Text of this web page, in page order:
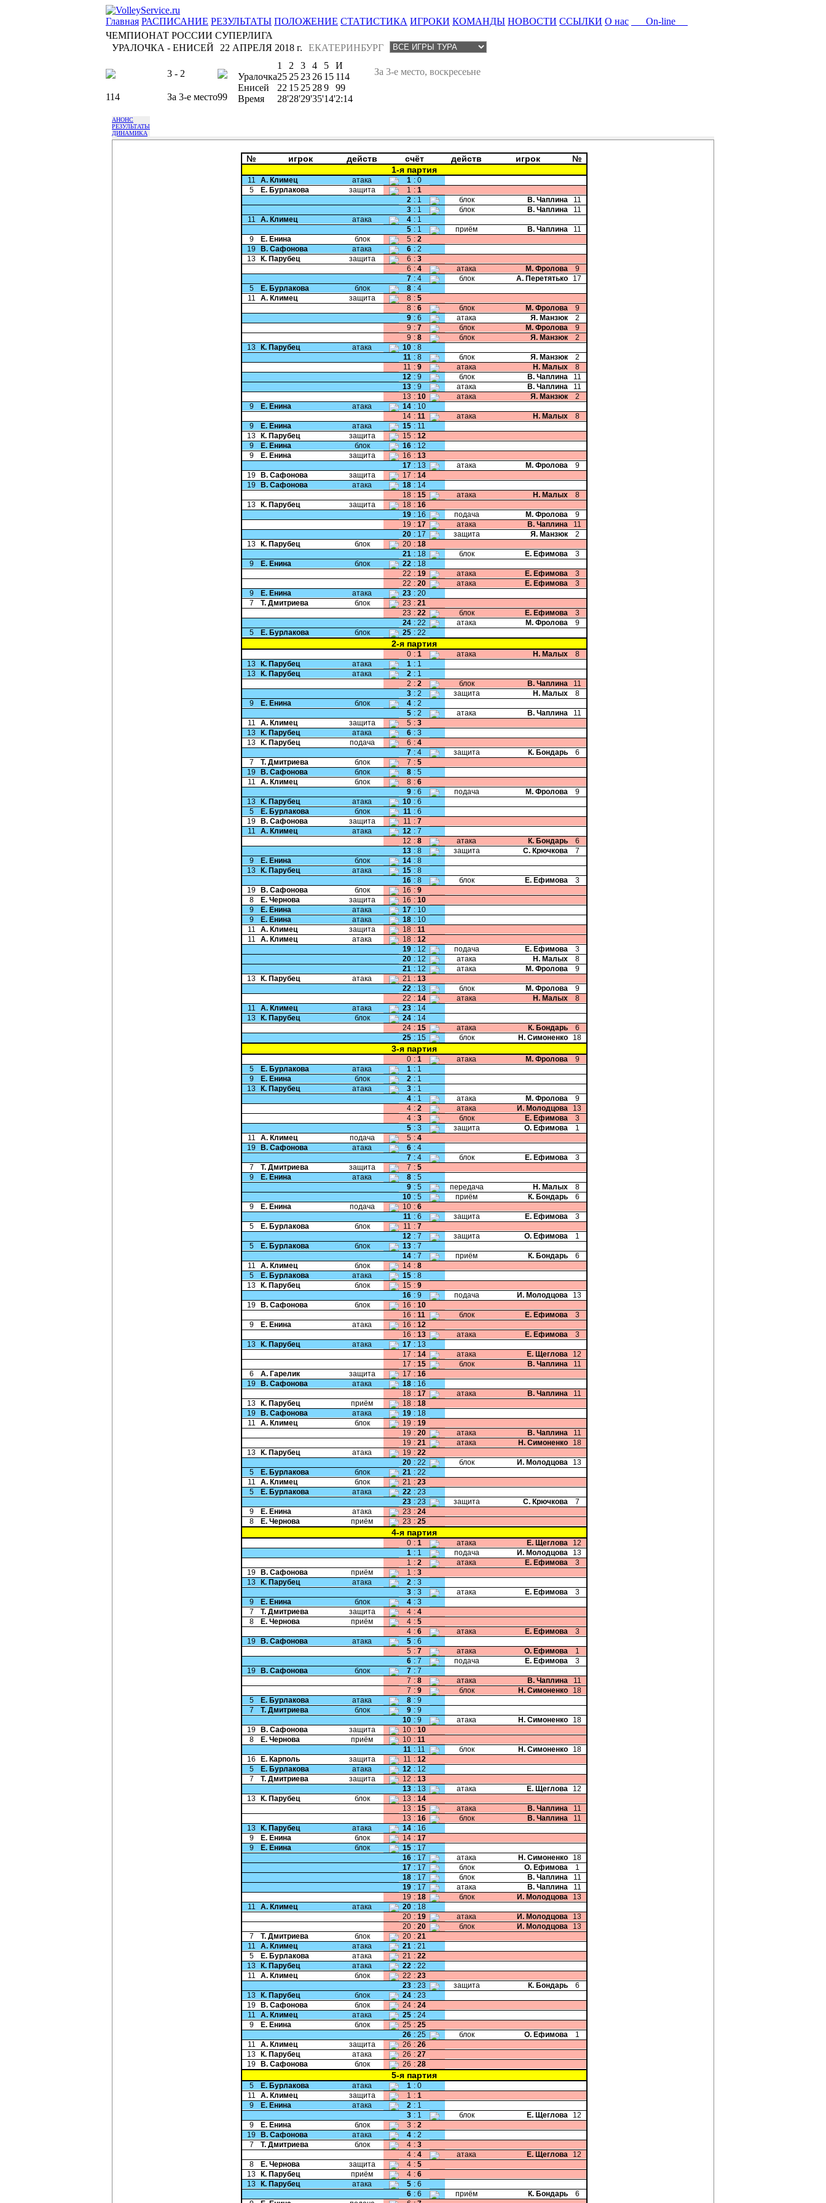
Главная РАСПИСАНИЕ РЕЗУЛЬТАТЫ ПОЛОЖЕНИЕ СТАТИСТИКА ИГРОКИ КОМАНДЫ НОВОСТИ ССЫЛКИ О нас
On-line
ЧЕМПИОНАТ РОССИИ СУПЕРЛИГА
УРАЛОЧКА - ЕНИСЕЙ
ЕКАТЕРИНБУРГ
22 АПРЕЛЯ 2018 г.
3 - 2
114 За 3-е место99
За 3-е место, воскресеьне
1 2 3 4 5
И
Уралочка25 25 23 26 15 114
Енисей
22 15 25 289
99
Время
28'28'29'35'14'2:14
АНОНС
РЕЗУЛЬТАТЫ
ДИНАМИКА
№ игрок действ счёт действ игрок
№
1-я партия
11 А. Климец атака 1 : 0
5
Е. Бурлакова защита 1 : 1
2 : 1 блок В. Чаплина
11
3 : 1 блок В. Чаплина
11
11
А. Климец атака 4 : 1
5 : 1 приём В. Чаплина
11
9
Е. Енина блок 5 : 2
19
В. Сафонова атака 6 : 2
13
К. Парубец защита 6 : 3
6 : 4 атака М. Фролова
9
7 : 4 блок А. Перетятько
17
5
Е. Бурлакова блок 8 : 4
11
А. Климец защита 8 : 5
8 : 6 блок М. Фролова
9
9 : 6 атака Я. Манзюк
2
9 : 7 блок М. Фролова
9
9 : 8 блок Я. Манзюк
2
13
К. Парубец атака 10 : 8
11 : 8 блок Я. Манзюк
2
11 : 9 атака Н. Малых
8
12 : 9 блок В. Чаплина
11
13 : 9 атака В. Чаплина
11
13 : 10 атака Я. Манзюк
2
9
Е. Енина атака 14 : 10
14 : 11 атака Н. Малых
8
9
Е. Енина атака 15 : 11
13
К. Парубец защита 15 : 12
9
Е. Енина блок 16 : 12
9
Е. Енина защита 16 : 13
17 : 13 атака М. Фролова
9
19
В. Сафонова защита 17 : 14
19
В. Сафонова атака 18 : 14
18 : 15 атака Н. Малых
8
13
К. Парубец защита 18 : 16
19 : 16 подача М. Фролова
9
19 : 17 атака В. Чаплина
11
20 : 17 защита Я. Манзюк
2
13
К. Парубец блок 20 : 18
21 : 18 блок Е. Ефимова
3
9
Е. Енина блок 22 : 18
22 : 19 атака Е. Ефимова
3
22 : 20 атака Е. Ефимова
3
9
Е. Енина атака 23 : 20
7
Т. Дмитриева блок 23 : 21
23 : 22 блок Е. Ефимова
3
24 : 22 атака М. Фролова
9
5
Е. Бурлакова блок 25 : 22
2-я партия
0 : 1 атака Н. Малых
8
13
К. Парубец атака 1 : 1
13
К. Парубец атака 2 : 1
2 : 2 блок В. Чаплина
11
3 : 2 защита Н. Малых
8
9
Е. Енина блок 4 : 2
5 : 2 атака В. Чаплина
11
11
А. Климец защита 5 : 3
13
К. Парубец атака 6 : 3
13
К. Парубец подача 6 : 4
7 : 4 защита К. Бондарь
6
7
Т. Дмитриева блок 7 : 5
19
В. Сафонова блок 8 : 5
11
А. Климец блок 8 : 6
9 : 6 подача М. Фролова
9
13
К. Парубец атака 10 : 6
5
Е. Бурлакова блок 11 : 6
19
В. Сафонова защита 11 : 7
11
А. Климец атака 12 : 7
12 : 8 атака К. Бондарь
6
13 : 8 защита С. Крючкова
7
9
Е. Енина блок 14 : 8
13
К. Парубец атака 15 : 8
16 : 8 блок Е. Ефимова
3
19
В. Сафонова блок 16 : 9
8
Е. Чернова защита 16 : 10
9
Е. Енина атака 17 : 10
9
Е. Енина атака 18 : 10
11
А. Климец защита 18 : 11
11
А. Климец атака 18 : 12
19 : 12 подача Е. Ефимова
3
20 : 12 атака Н. Малых
8
21 : 12 атака М. Фролова
9
13
К. Парубец атака 21 : 13
22 : 13 блок М. Фролова
9
22 : 14 атака Н. Малых
8
11
А. Климец атака 23 : 14
13
К. Парубец блок 24 : 14
24 : 15 атака К. Бондарь
6
25 : 15 блок Н. Симоненко 18
3-я партия
0 : 1 атака М. Фролова
9
5
Е. Бурлакова атака 1 : 1
9
Е. Енина блок 2 : 1
13
К. Парубец атака 3 : 1
4 : 1 атака М. Фролова
9
4 : 2 атака И. Молодцова
13
4 : 3 блок Е. Ефимова
3
5 : 3 защита О. Ефимова
1
11
А. Климец подача 5 : 4
19
В. Сафонова атака 6 : 4
7 : 4 блок Е. Ефимова
3
7
Т. Дмитриева защита 7 : 5
9
Е. Енина атака 8 : 5
9 : 5 передача Н. Малых
8
10 : 5 приём К. Бондарь
6
9
Е. Енина подача 10 : 6
11 : 6 защита Е. Ефимова
3
5
Е. Бурлакова блок 11 : 7
12 : 7 защита О. Ефимова
1
5
Е. Бурлакова блок 13 : 7
14 : 7 приём К. Бондарь
6
11
А. Климец блок 14 : 8
5
Е. Бурлакова атака 15 : 8
13
К. Парубец блок 15 : 9
16 : 9 подача И. Молодцова
13
19
В. Сафонова блок 16 : 10
16 : 11 блок Е. Ефимова
3
9
Е. Енина атака 16 : 12
16 : 13 атака Е. Ефимова
3
13
К. Парубец атака 17 : 13
17 : 14 атака Е. Щеглова
12
17 : 15 блок В. Чаплина
11
6
А. Гарелик защита 17 : 16
19
В. Сафонова атака 18 : 16
18 : 17 атака В. Чаплина
11
13
К. Парубец приём 18 : 18
19
В. Сафонова атака 19 : 18
11
А. Климец блок 19 : 19
19 : 20 атака В. Чаплина
11
19 : 21 атака Н. Симоненко
18
13
К. Парубец атака 19 : 22
20 : 22 блок И. Молодцова
13
5
Е. Бурлакова блок 21 : 22
11
А. Климец блок 21 : 23
5
Е. Бурлакова атака 22 : 23
23 : 23 защита С. Крючкова
7
9
Е. Енина атака 23 : 24
8
Е. Чернова приём 23 : 25
4-я партия
0 : 1 атака Е. Щеглова
12
1 : 1 подача И. Молодцова
13
1 : 2 атака Е. Ефимова
3
19
В. Сафонова приём 1 : 3
13
К. Парубец атака 2 : 3
3 : 3 атака Е. Ефимова
3
9
Е. Енина блок 4 : 3
7
Т. Дмитриева защита 4 : 4
8
Е. Чернова приём 4 : 5
4 : 6 атака Е. Ефимова
3
19
В. Сафонова атака 5 : 6
5 : 7 атака О. Ефимова
1
6 : 7 подача Е. Ефимова
3
19
В. Сафонова блок 7 : 7
7 : 8 атака В. Чаплина
11
7 : 9 блок Н. Симоненко
18
5
Е. Бурлакова атака 8 : 9
7
Т. Дмитриева блок 9 : 9
10 : 9 атака Н. Симоненко
18
19
В. Сафонова защита 10 : 10
8
Е. Чернова приём 10 : 11
11 : 11 блок Н. Симоненко
18
16
Е. Карполь защита 11 : 12
5
Е. Бурлакова атака 12 : 12
7
Т. Дмитриева защита 12 : 13
13 : 13 атака Е. Щеглова
12
13
К. Парубец блок 13 : 14
13 : 15 атака В. Чаплина
11
13 : 16 блок В. Чаплина
11
13
К. Парубец атака 14 : 16
9
Е. Енина блок 14 : 17
9
Е. Енина блок 15 : 17
16 : 17 атака Н. Симоненко
18
17 : 17 блок О. Ефимова
1
18 : 17 блок В. Чаплина
11
19 : 17 атака В. Чаплина
11
19 : 18 блок И. Молодцова
13
11
А. Климец атака 20 : 18
20 : 19 атака И. Молодцова
13
20 : 20 блок И. Молодцова
13
7
Т. Дмитриева блок 20 : 21
11
А. Климец атака 21 : 21
5
Е. Бурлакова атака 21 : 22
13
К. Парубец атака 22 : 22
11
А. Климец блок 22 : 23
23 : 23 защита К. Бондарь
6
13
К. Парубец блок 24 : 23
19
В. Сафонова блок 24 : 24
11
А. Климец атака 25 : 24
9
Е. Енина блок 25 : 25
26 : 25 блок О. Ефимова
1
11
А. Климец защита 26 : 26
13
К. Парубец атака 26 : 27
19
В. Сафонова блок 26 : 28
5-я партия
5 Е. Бурлакова атака 1 : 0
11
А. Климец защита 1 : 1
9
Е. Енина атака 2 : 1
3 : 1 блок Е. Щеглова
12
9
Е. Енина блок 3 : 2
19
В. Сафонова атака 4 : 2
7
Т. Дмитриева блок 4 : 3
4 : 4 атака Е. Щеглова
12
8
Е. Чернова защита 4 : 5
13
К. Парубец приём 4 : 6
13
К. Парубец атака 5 : 6
6 : 6 приём К. Бондарь
6